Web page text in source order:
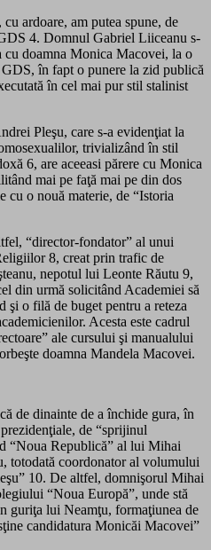
ardoare, am putea spune, de
4. Domnul Gabriel Liiceanu s-
doamna Monica Macovei, la o
în fapt o punere la zid publică
în cel mai pur stil stalinist
Pleşu, care s-a evidenţiat la
trivializând în stil
6, are aceeasi părere cu Monica
mai pe faţă mai pe din dos
cu o nouă materie, de “Istoria
“director-fondator” al unui
8, creat prin trafic de
nepotul lui Leonte Răutu 9,
din urmă solicitând Academiei să
şi o filă de buget pentru a reteza
Acesta este cadrul
ale cursului şi manualului
doamna Mandela Macovei.
de dinainte de a închide gura, în
de “sprijinul
“Noua Republică” al lui Mihai
totodată coordonator al volumului
10. De altfel, domnişorul Mihai
“Noua Europă”, unde stă
guriţa lui Neamţu, formaţiunea de
candidatura Monicăi Macovei”